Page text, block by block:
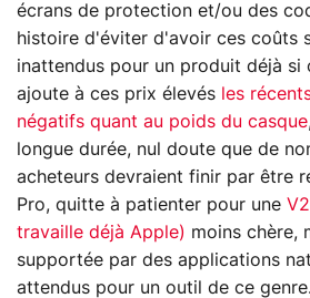
écrans de protection et/ou des
histoire d'éviter d'avoir ces coûts
inattendus pour un produit déjà si
ajoute à ces prix élevés les
négatifs quant au poids du casque
longue durée, nul doute que de
acheteurs devraient finir par être
Pro, quitte à patienter pour une
travaille déjà Apple) moins chère,
supportée par des applications
attendus pour un outil de ce genre.